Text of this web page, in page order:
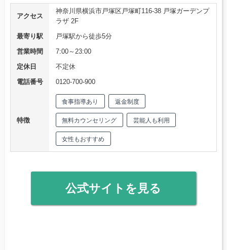
アクセス
神奈川県横浜市戸塚区戸塚町116-38 戸塚ガーデンプ
ラザ 2F
最寄り駅
戸塚駅から徒歩5分
営業時間
7:00～23:00
定休日
不定休
電話番号
0120-700-900
特徴
食事指導あり 返金制度
無料カウンセリング 芸能人も利用
女性もおすすめ
公式サイトを見る